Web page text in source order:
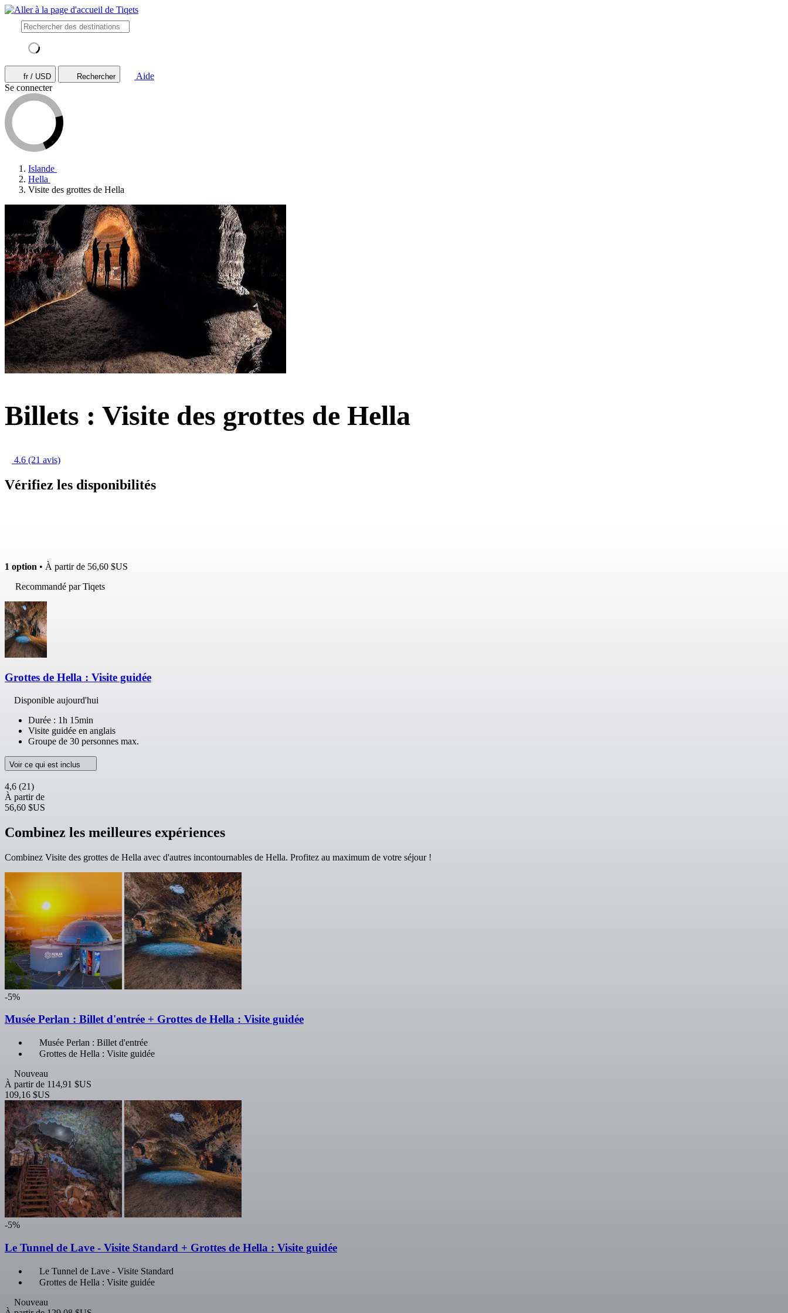
fr / USD Rechercher
Aide
Se connecter
Islande
Hella
Visite des grottes de Hella
Billets : Visite des grottes de Hella
4.6 (21 avis)
Vérifiez les disponibilités
1 option • À partir de 56,60 $US
Recommandé par Tiqets
Grottes de Hella : Visite guidée
Disponible aujourd'hui
Durée : 1h 15min
Visite guidée en anglais
Groupe de 30 personnes max.
Voir ce qui est inclus
4,6 (21)
À partir de
56,60 $US
Combinez les meilleures expériences
Combinez Visite des grottes de Hella avec d'autres incontournables de Hella. Profitez au maximum de votre séjour !
-5%
Musée Perlan : Billet d'entrée + Grottes de Hella : Visite guidée
Musée Perlan : Billet d'entrée
Grottes de Hella : Visite guidée
Nouveau
À partir de 114,91 $US
109,16 $US
-5%
Le Tunnel de Lave - Visite Standard + Grottes de Hella : Visite guidée
Le Tunnel de Lave - Visite Standard
Grottes de Hella : Visite guidée
Nouveau